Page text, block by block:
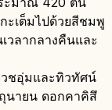
ะเต็มไปด้วยสีชมพู
วลากลางคืนและ
วชอุ่มและทิวทัศน์
นายน ดอกคาคิสึ